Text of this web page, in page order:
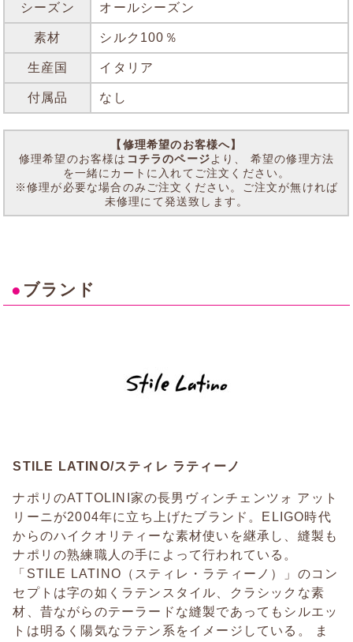
シーズン オールシーズン
素材 シルク100％
生産国 イタリア
付属品 なし
【修理希望のお客様へ】
修理希望のお客様は コチラのページより、 希望の修理方法
を一緒にカートに入れてご注文ください。
※修理が必要な場合のみご注文ください。ご注文が無ければ
未修理にて発送致します。
● ブランド
STILE LATINO/スティレ ラティーノ
ナポリのATTOLINI家の長男ヴィンチェンツォ アット
リーニが2004年に立ち上げたブランド。ELIGO時代
からのハイクオリティーな素材使いを継承し、縫製も
ナポリの熟練職人の手によって行われている。
「STILE LATINO（スティレ・ラティーノ）」のコン
セプトは字の如くラテンスタイル、クラシックな素
材、昔ながらのテーラードな縫製であってもシルエッ
トは明るく陽気なラテン系をイメージしている。 ま